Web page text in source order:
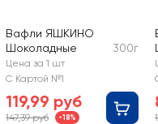
Вафли ЯШКИНО
Шоколадные
300г
Цена за 1 шт
С Картой №1
119,99 руб
147,39 руб -18%